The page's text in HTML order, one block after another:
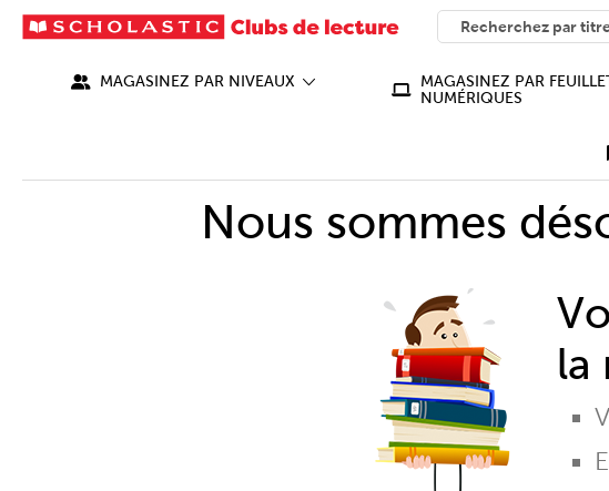
SEARCH
What can we help you
MAGASINEZ PAR NIVEAUX
MAGASINEZ PAR
NUMÉRIQUES
Nous sommes
la